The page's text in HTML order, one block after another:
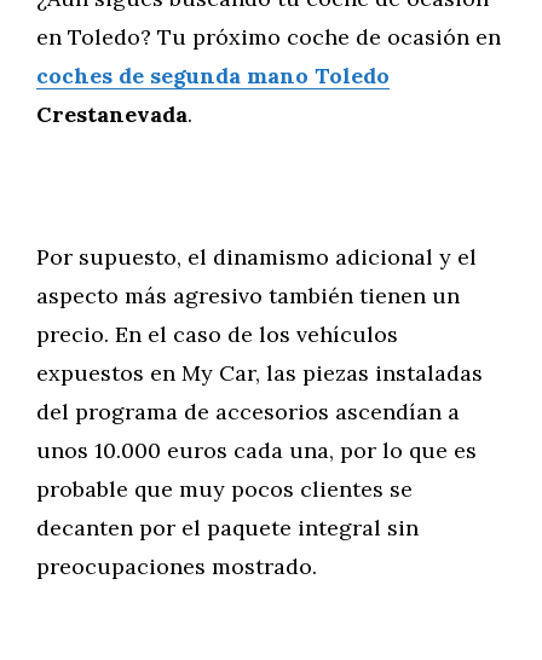
en Toledo? Tu próximo coche de ocasión en
coches de segunda mano Toledo
Crestanevada.
Por supuesto, el dinamismo adicional y el
aspecto más agresivo también tienen un
precio. En el caso de los vehículos
expuestos en My Car, las piezas instaladas
del programa de accesorios ascendían a
unos 10.000 euros cada una, por lo que es
probable que muy pocos clientes se
decanten por el paquete integral sin
preocupaciones mostrado.